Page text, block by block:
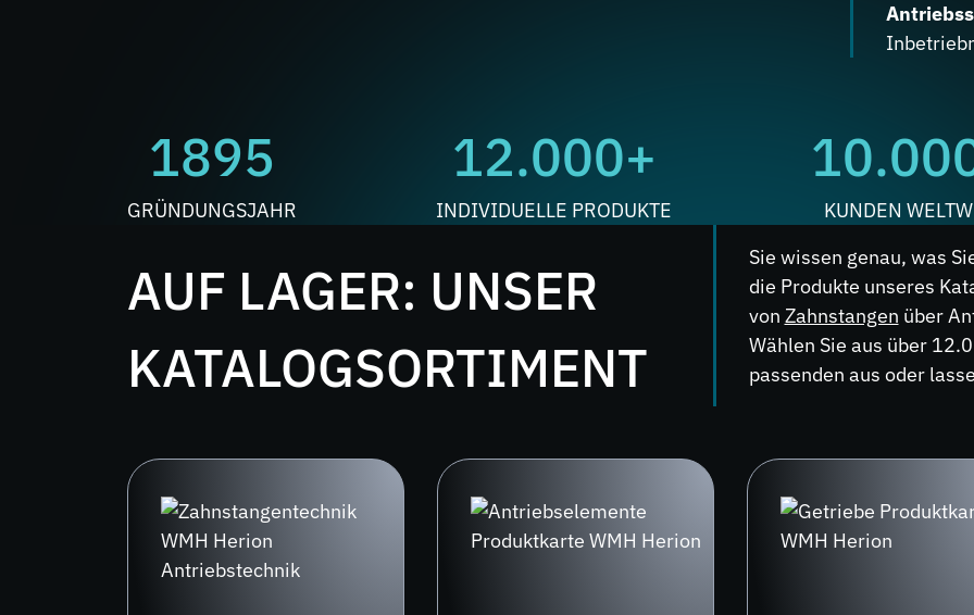
1895
GRÜNDUNGSJAHR
12.000+
INDIVIDUELLE PRODUKTE KUNDEN
AUF LAGER: UNSER
KATALOGSORTIMENT
Sie wissen genau, was
die Produkte unseres
von Zahnstangen über
Wählen Sie aus über
passenden aus oder